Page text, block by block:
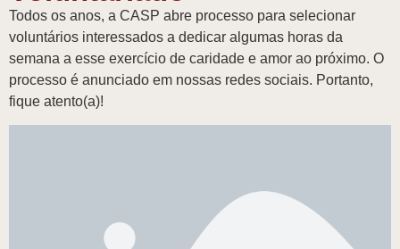
Todos os anos, a CASP abre processo para selecionar
voluntários interessados a dedicar algumas horas da
semana a esse exercício de caridade e amor ao próximo. O
processo é anunciado em nossas redes sociais. Portanto,
fique atento(a)!